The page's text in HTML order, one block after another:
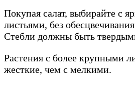
Покупая салат, выбирайте с
листьями, без
Стебли должны быть
Растения с более крупными
жесткие, чем с мелкими.